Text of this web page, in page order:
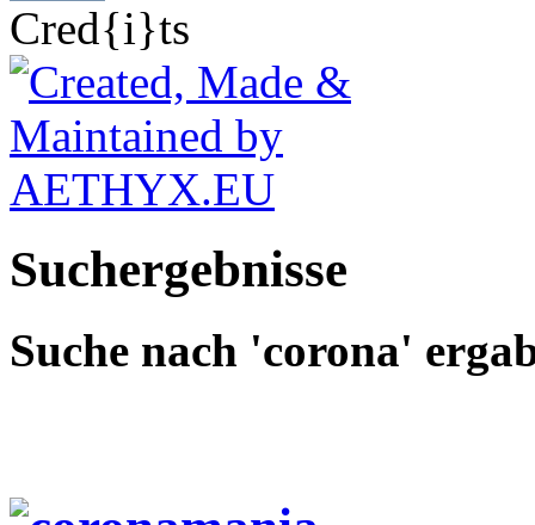
Cred{i}ts
Suchergebnisse
Suche nach 'corona'